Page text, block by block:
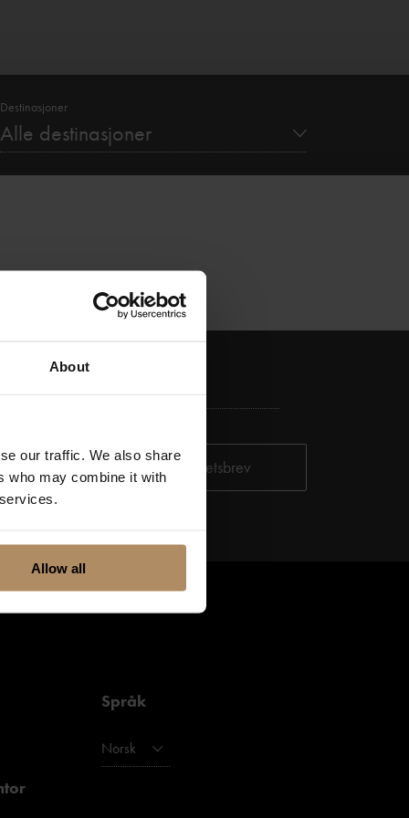
About
our traffic. We also share
who may combine it with
Allow all
Destinasjoner
Alle destinasjoner
personvern,
Språk
Norsk